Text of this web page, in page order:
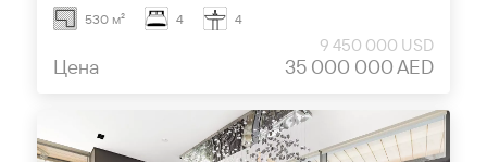
530 м² 4 4
Цена
9 450 000 USD
35 000 000 AED